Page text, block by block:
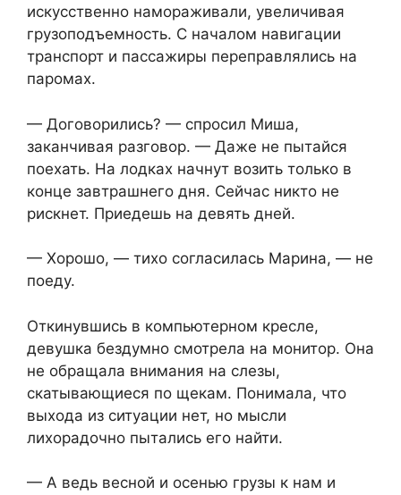
искусственно намораживали, увеличивая
грузоподъемность. С началом навигации
транспорт и пассажиры переправлялись на
паромах.
— Договорились? — спросил Миша,
заканчивая разговор. — Даже не пытайся
поехать. На лодках начнут возить только в
конце завтрашнего дня. Сейчас никто не
рискнет. Приедешь на девять дней.
— Хорошо, — тихо согласилась Марина, — не
поеду.
Откинувшись в компьютерном кресле,
девушка бездумно смотрела на монитор. Она
не обращала внимания на слезы,
скатывающиеся по щекам. Понимала, что
выхода из ситуации нет, но мысли
лихорадочно пытались его найти.
— А ведь весной и осенью грузы к нам и